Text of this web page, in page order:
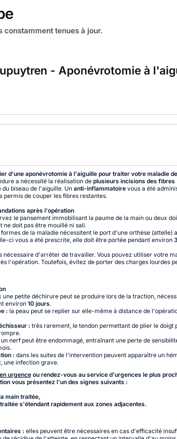
constamment tenues à jour.
- Aponévrotomie à
d'une aponévrotomie à l'aiguille pour traiter votre maladie de
a nécessité la réalisation de plusieurs incisions des fibres
du biseau de l'aiguille. Un anti-inflammatoirevous a été
permis de couper les fibres restantes.
après l'opération
le pansement immobilisant la paume de la main ou deux
ne doit pas être mouillé ni sali.
de la maladie nécessitent le port d'une orthèse (attelle)
ci vous a été prescrite, elle doit être portée pendant environ
nécessaire d'arrêter de travailler. Vous pouvez utiliser votre
l'opération. Toutefois, évitez de porter des charges lourdes
une petite déchirure peut se produire lors de la traction,
environ10 jours.
: la peau peut se replier sur elle-même à distance de
: très rarement, le tendon permettant de plier le doigt
un nerf peut être endommagé, entraînant une perte de
: dans les suites de l'intervention peuvent apparaître un
une infection grave.
en urgenceou rendez-vous au service d'urgences le plus
vous présentez l'un des signes suivants :
main traitée,
s'étendant rapidement aux zones adjacentes.
: elles peuvent être nécessaires en cas d'efficacité